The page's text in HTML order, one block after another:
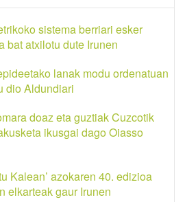
sistema berriari esker
bat atxilotu dute Irunen
lanak modu ordenatuan
dio Aldundiari
doaz eta guztiak Cuzcotik
ikusgai dago Oiasso
Kalean’ azokaren 40. edizioa
elkarteak gaur Irunen